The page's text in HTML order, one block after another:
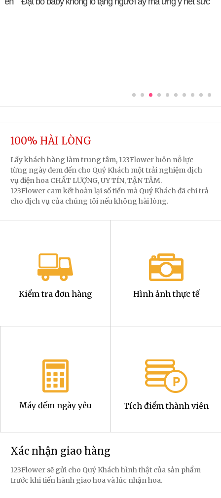
100% HÀI LÒNG
Lấy khách hàng làm trung tâm, 123Flower luôn nỗ lực
từng ngày đem đến cho Quý Khách một trải nghiệm dịch
vụ điện hoa CHẤT LƯỢNG, UY TÍN, TẬN TÂM.
123Flower cam kết hoàn lại số tiền mà Quý Khách đã chi trả
cho dịch vụ của chúng tôi nếu không hài lòng.
Kiểm tra đơn hàng Hình ảnh thực tế
Máy đếm ngày yêu Tích điểm thành viên
Xác nhận giao hàng
123Flower sẽ gửi cho Quý Khách hình thật của sản phẩm
trước khi tiến hành giao hoa và lúc nhận hoa.